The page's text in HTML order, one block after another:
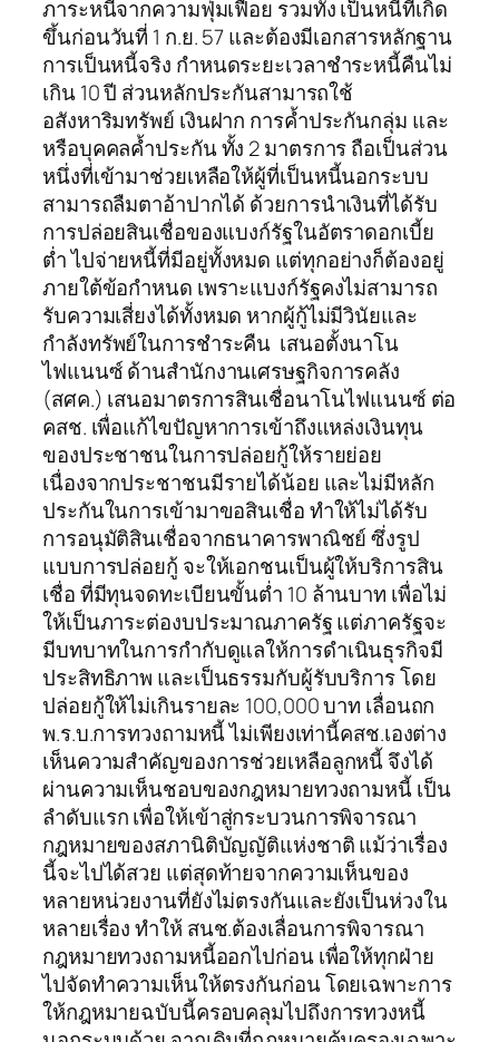
ภาระหนี้จากความฟุ่มเฟือย รวมทั้ง เป็นหนี้ที่เกิด
ขึ้นก่อนวันที่ 1 ก.ย. 57 และต้องมีเอกสารหลักฐาน
การเป็นหนี้จริง กำหนดระยะเวลาชำระหนี้คืนไม่
เกิน 10 ปี ส่วนหลักประกันสามารถใช้
อสังหาริมทรัพย์ เงินฝาก การค้ำประกันกลุ่ม และ
หรือบุคคลค้ำประกัน ทั้ง 2 มาตรการ ถือเป็นส่วน
หนึ่งที่เข้ามาช่วยเหลือให้ผู้ที่เป็นหนี้นอกระบบ
สามารถลืมตาอ้าปากได้ ด้วยการนำเงินที่ได้รับ
การปล่อยสินเชื่อของแบงก์รัฐในอัตราดอกเบี้ย
ต่ำ ไปจ่ายหนี้ที่มีอยู่ทั้งหมด แต่ทุกอย่างก็ต้องอยู่
ภายใต้ข้อกำหนด เพราะแบงก์รัฐคงไม่สามารถ
รับความเสี่ยงได้ทั้งหมด หากผู้กู้ไม่มีวินัยและ
กำลังทรัพย์ในการชำระคืน เสนอตั้งนาโน
ไฟแนนซ์ ด้านสำนักงานเศรษฐกิจการคลัง
(สศค.) เสนอมาตรการสินเชื่อนาโนไฟแนนซ์ ต่อ
คสช. เพื่อแก้ไขปัญหาการเข้าถึงแหล่งเงินทุน
ของประชาชนในการปล่อยกู้ให้รายย่อย
เนื่องจากประชาชนมีรายได้น้อย และไม่มีหลัก
ประกันในการเข้ามาขอสินเชื่อ ทำให้ไม่ได้รับ
การอนุมัติสินเชื่อจากธนาคารพาณิชย์ ซึ่งรูป
แบบการปล่อยกู้ จะให้เอกชนเป็นผู้ให้บริการสิน
เชื่อ ที่มีทุนจดทะเบียนขั้นต่ำ 10 ล้านบาท เพื่อไม่
ให้เป็นภาระต่องบประมาณภาครัฐ แต่ภาครัฐจะ
มีบทบาทในการกำกับดูแลให้การดำเนินธุรกิจมี
ประสิทธิภาพ และเป็นธรรมกับผู้รับบริการ โดย
ปล่อยกู้ให้ไม่เกินรายละ 100,000 บาท เลื่อนถก
พ.ร.บ.การทวงถามหนี้ ไม่เพียงเท่านี้คสช.เองต่าง
เห็นความสำคัญของการช่วยเหลือลูกหนี้ จึงได้
ผ่านความเห็นชอบของกฎหมายทวงถามหนี้ เป็น
ลำดับแรก เพื่อให้เข้าสู่กระบวนการพิจารณา
กฎหมายของสภานิติบัญญัติแห่งชาติ แม้ว่าเรื่อง
นี้จะไปได้สวย แต่สุดท้ายจากความเห็นของ
หลายหน่วยงานที่ยังไม่ตรงกันและยังเป็นห่วงใน
หลายเรื่อง ทำให้ สนช.ต้องเลื่อนการพิจารณา
กฎหมายทวงถามหนี้ออกไปก่อน เพื่อให้ทุกฝ่าย
ไปจัดทำความเห็นให้ตรงกันก่อน โดยเฉพาะการ
ให้กฎหมายฉบับนี้ครอบคลุมไปถึงการทวงหนี้